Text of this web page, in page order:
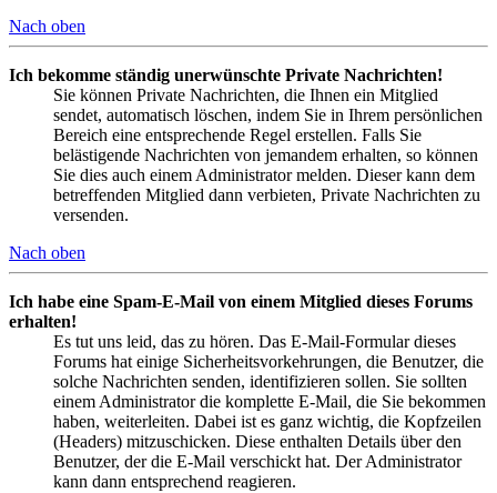
Nach oben
Ich bekomme ständig unerwünschte Private Nachrichten!
Sie können Private Nachrichten, die Ihnen ein Mitglied
sendet, automatisch löschen, indem Sie in Ihrem persönlichen
Bereich eine entsprechende Regel erstellen. Falls Sie
belästigende Nachrichten von jemandem erhalten, so können
Sie dies auch einem Administrator melden. Dieser kann dem
betreffenden Mitglied dann verbieten, Private Nachrichten zu
versenden.
Nach oben
Ich habe eine Spam-E-Mail von einem Mitglied dieses Forums
erhalten!
Es tut uns leid, das zu hören. Das E-Mail-Formular dieses
Forums hat einige Sicherheitsvorkehrungen, die Benutzer, die
solche Nachrichten senden, identifizieren sollen. Sie sollten
einem Administrator die komplette E-Mail, die Sie bekommen
haben, weiterleiten. Dabei ist es ganz wichtig, die Kopfzeilen
(Headers) mitzuschicken. Diese enthalten Details über den
Benutzer, der die E-Mail verschickt hat. Der Administrator
kann dann entsprechend reagieren.